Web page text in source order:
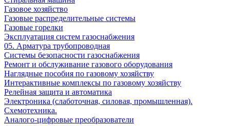
Газовое хозяйство
Газовые распределительные системы
Газовые горелки
Эксплуатация систем газоснабжения
05. Арматура трубопроводная
Системы безопасности газоснабжения
Ремонт и обслуживание газового оборудования
Наглядные пособия по газовому хозяйству
Интерактивные комплексы по газовому хозяйству
Релейная защита и автоматика
Электроника (слаботочная, силовая, промышленная).
Схемотехника.
Аналого-цифровые преобразователи